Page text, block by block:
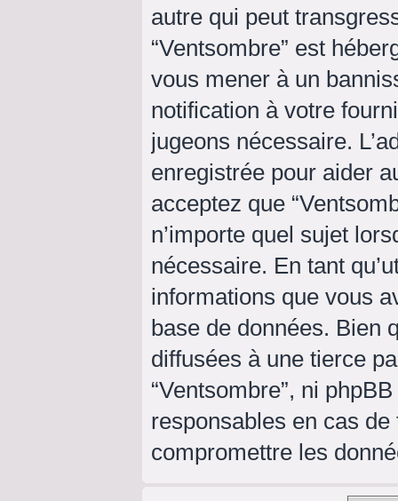
autre qui peut
“Ventsombre” est
vous mener à un
notification à votre
jugeons nécessaire.
enregistrée pour aider
acceptez que
n’importe quel sujet
nécessaire. En tant
informations que vous
base de données. Bien
diffusées à une tierce
“Ventsombre”, ni
responsables en cas
compromettre les